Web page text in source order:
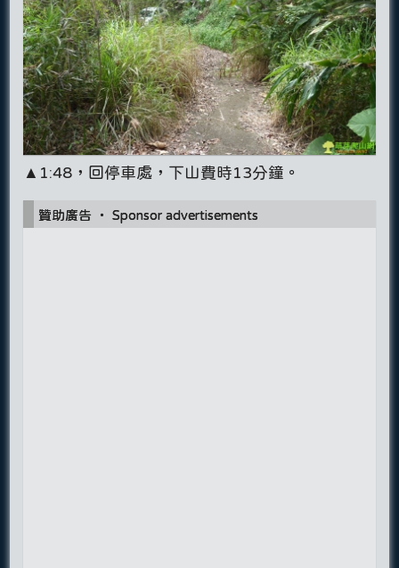
▲1:48，回停車處，下山費時13分鐘。
贊助廣告 ‧ Sponsor advertisements